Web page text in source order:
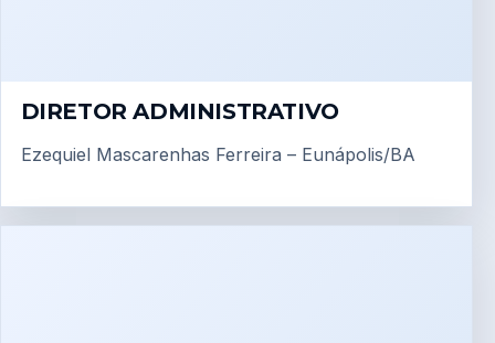
DIRETOR ADMINISTRATIVO
Ezequiel Mascarenhas Ferreira – Eunápolis/BA